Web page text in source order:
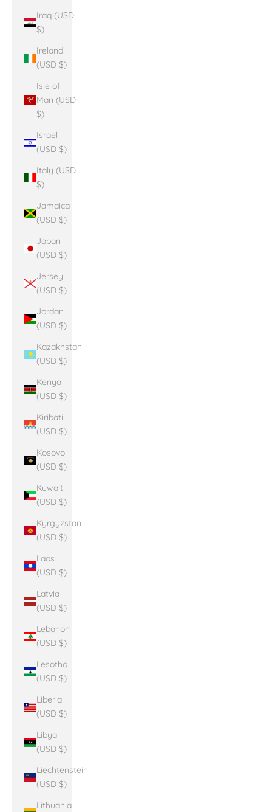
Iraq (USD
$)
Ireland
(USD $)
Isle of
Man (USD
$)
Israel
(USD $)
Italy (USD
$)
Jamaica
(USD $)
Japan
(USD $)
Jersey
(USD $)
Jordan
(USD $)
Kazakhstan
(USD $)
Kenya
(USD $)
Kiribati
(USD $)
Kosovo
(USD $)
Kuwait
(USD $)
Kyrgyzstan
(USD $)
Laos
(USD $)
Latvia
(USD $)
Lebanon
(USD $)
Lesotho
(USD $)
Liberia
(USD $)
Libya
(USD $)
Liechtenstein
(USD $)
Lithuania